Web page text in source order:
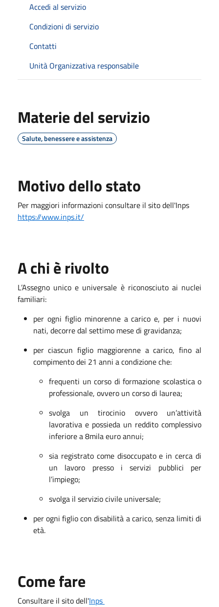
Accedi al servizio
Condizioni di servizio
Contatti
Unità Organizzativa responsabile
Materie del servizio
Salute, benessere e assistenza
Motivo dello stato
Per maggiori informazioni consultare il sito dell'Inps
https://www.inps.it/
A chi è rivolto
L’Assegno unico e universale è riconosciuto ai nuclei
familiari:
per ogni figlio minorenne a carico e, per i nuovi
nati, decorre dal settimo mese di gravidanza;
per ciascun figlio maggiorenne a carico, fino al
compimento dei 21 anni a condizione che:
frequenti un corso di formazione scolastica o
professionale, ovvero un corso di laurea;
svolga un tirocinio ovvero un’attività
lavorativa e possieda un reddito complessivo
inferiore a 8mila euro annui;
sia registrato come disoccupato e in cerca di
un lavoro presso i servizi pubblici per
l’impiego;
svolga il servizio civile universale;
per ogni figlio con disabilità a carico, senza limiti di
età.
Come fare
Consultare il sito dell'Inps